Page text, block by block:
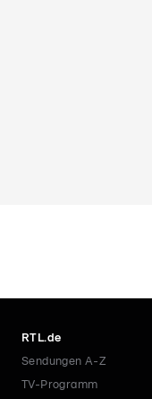
RTL.de
Sendungen A-Z
TV-Programm